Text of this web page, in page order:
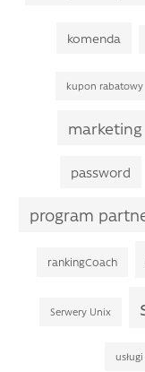
komenda
kupon rabatowy
marketing
password
program
rankingCoach
Serwery Unix